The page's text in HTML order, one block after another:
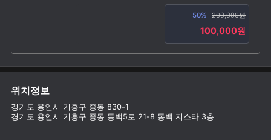
50% 200,000원
100,000원
위치정보
경기도 용인시 기흥구 중동 830-1
경기도 용인시 기흥구 중동 동백5로 21-8 동백 지스타 3층